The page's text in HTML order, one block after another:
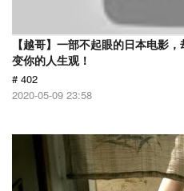
【越哥】一部不起眼的日本电影
变你的人生观！
# 402
2020-05-09 23:58